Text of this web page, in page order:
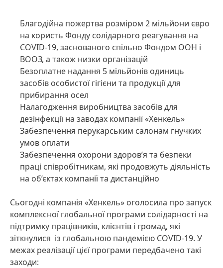
Благодійна пожертва розміром 2 мільйони євро
на користь Фонду солідарного реагування на
COVID-19, заснованого спільно Фондом ООН і
ВООЗ, а також низки організацій
Безоплатне надання 5 мільйонів одиниць
засобів особистої гігієни та продукції для
прибирання осел
Налагодження виробництва засобів для
дезінфекції на заводах компанії «Хенкель»
Забезпечення перукарським салонам гнучких
умов оплати
Забезпечення охорони здоров’я та безпеки
праці співробітникам, які продовжуть діяльність
на об’єктах компанії та дистанційно
Сьогодні компанія «Хенкель» оголосила про запуск
комплексної глобальної програми солідарності на
підтримку працівників, клієнтів і громад, які
зіткнулися із глобальною пандемією COVID-19. У
межах реалізації цієї програми передбачено такі
заходи: